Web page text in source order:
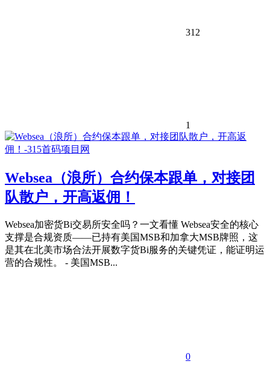
312
1
Websea（浪所）合约保本跟单，对接团
队散户，开高返佣！
Websea加密货Bi交易所安全吗？一文看懂 Websea安全的核心
支撑是合规资质——已持有美国MSB和加拿大MSB牌照，这
是其在北美市场合法开展数字货Bi服务的关键凭证，能证明运
营的合规性。 - 美国MSB...
0